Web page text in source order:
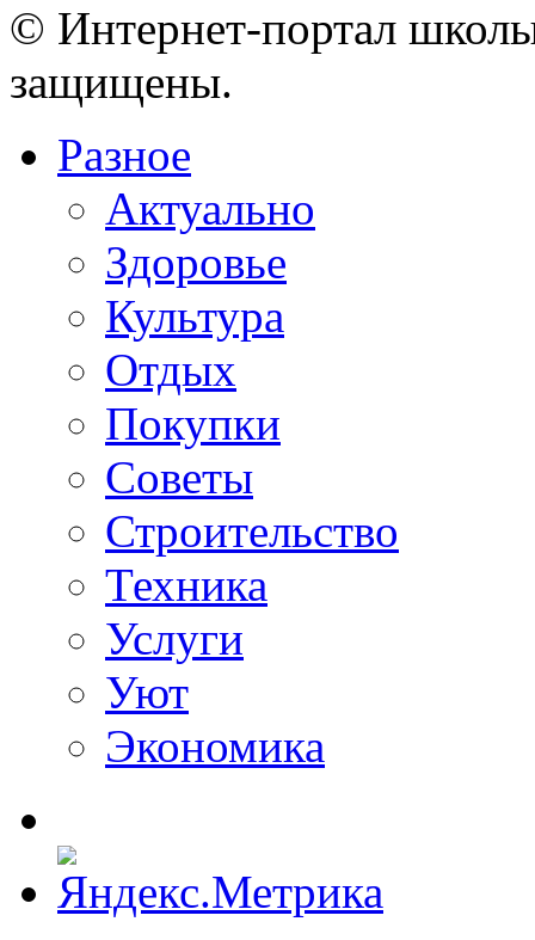
© Интернет-портал
защищены.
Разное
Актуально
Здоровье
Культура
Отдых
Покупки
Советы
Строительство
Техника
Услуги
Уют
Экономика